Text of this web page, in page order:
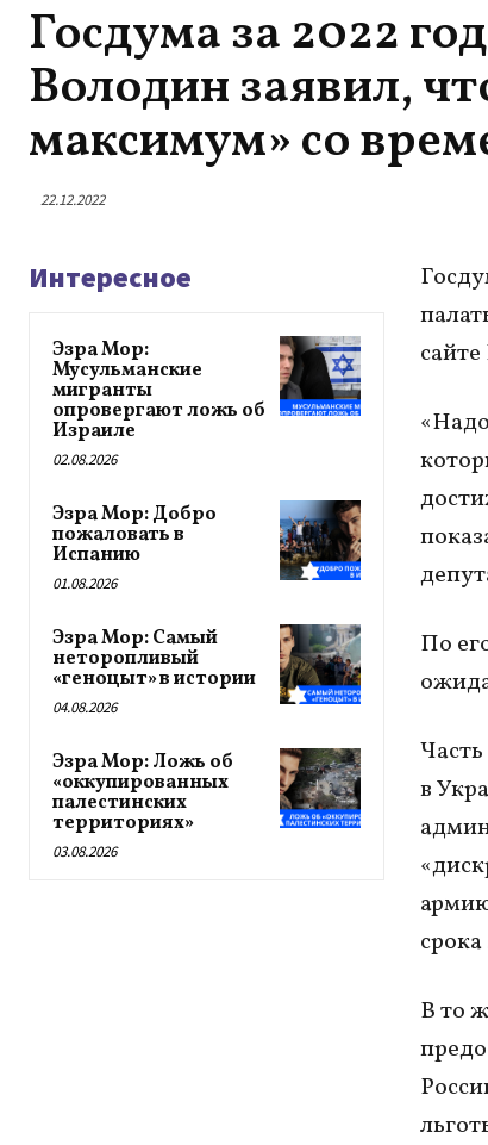
Госдума за 2022
Володин заявил,
максимум» со
22.12.2022
Интересное
Эзра Мор:
Мусульманские
мигранты
опровергают ложь об
Израиле
02.08.2026
Эзра Мор: Добро
пожаловать в
Испанию
01.08.2026
Эзра Мор: Самый
неторопливый
«геноцыт» в истории
04.08.2026
Эзра Мор: Ложь об
«оккупированных
палестинских
территориях»
03.08.2026
По
в
В то